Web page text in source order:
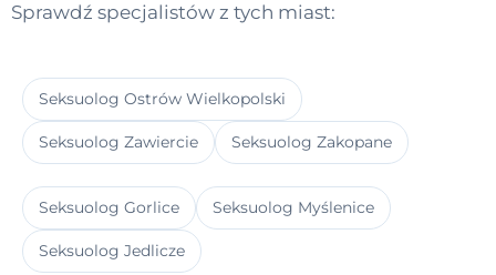
Sprawdź specjalistów z tych miast:
Seksuolog Ostrów Wielkopolski
Seksuolog Zawiercie Seksuolog Zakopane
Seksuolog Gorlice Seksuolog Myślenice
Seksuolog Jedlicze